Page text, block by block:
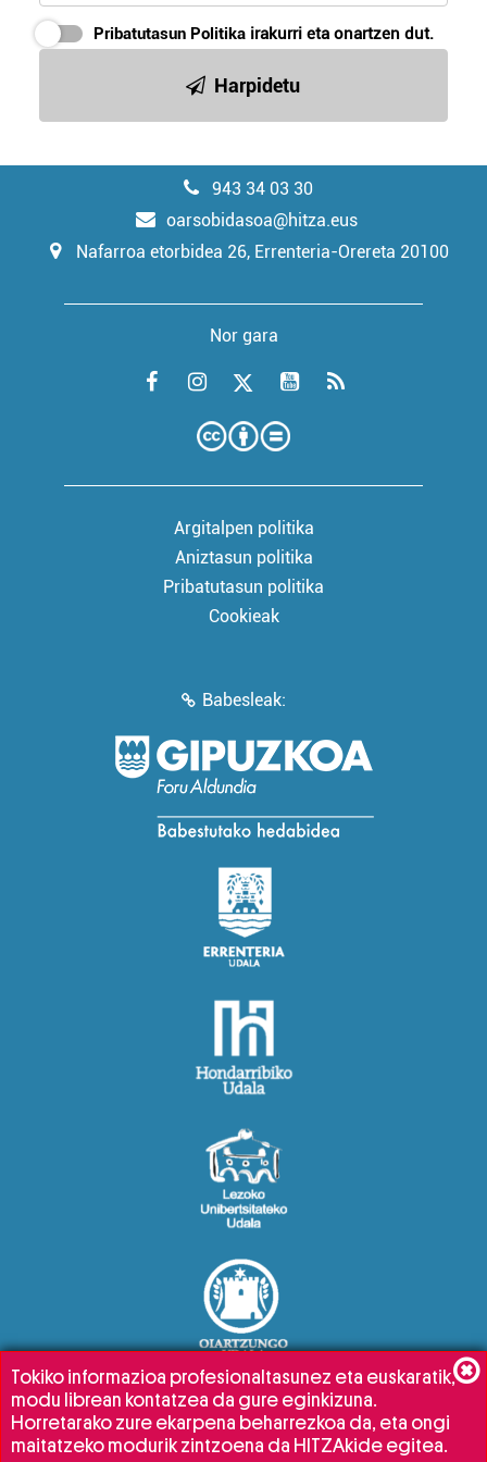
Pribatutasun Politika irakurri eta onartzen dut.
Harpidetu
943 34 03 30
oarsobidasoa@hitza.eus
Nafarroa etorbidea 26, Errenteria-Orereta 20100
Nor gara
Argitalpen politika
Aniztasun politika
Pribatutasun politika
Cookieak
Babesleak:
Tokiko informazioa profesionaltasunez eta euskaratik,
modu librean kontatzea da gure eginkizuna.
Horretarako zure ekarpena beharrezkoa da, eta ongi
maitatzeko modurik zintzoena da HITZAkide egitea.